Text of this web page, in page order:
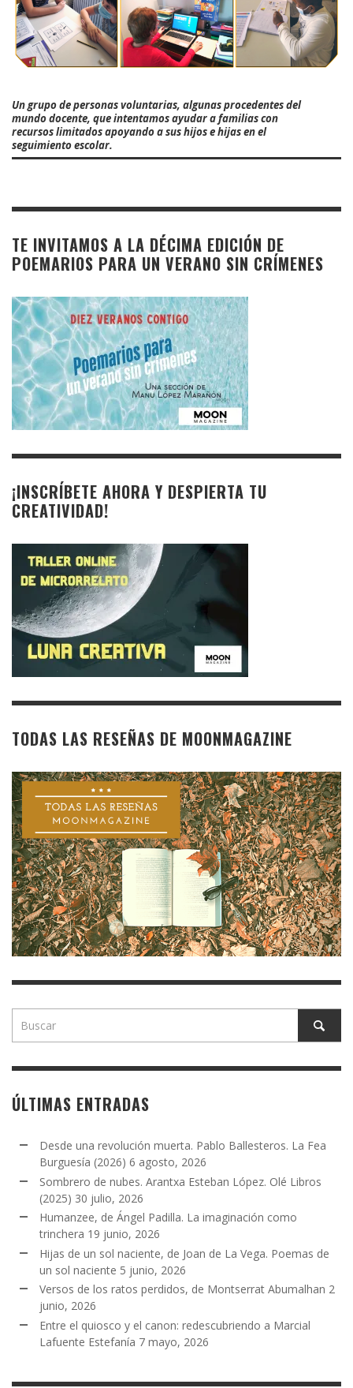
Un grupo de personas voluntarias, algunas procedentes del
mundo docente, que intentamos ayudar a familias con
recursos limitados apoyando a sus hijos e hijas en el
seguimiento escolar.
TE INVITAMOS A LA DÉCIMA EDICIÓN DE
POEMARIOS PARA UN VERANO SIN CRÍMENES
¡INSCRÍBETE AHORA Y DESPIERTA TU
CREATIVIDAD!
TODAS LAS RESEÑAS DE MOONMAGAZINE
ÚLTIMAS ENTRADAS
Desde una revolución muerta. Pablo Ballesteros. La Fea
Burguesía (2026) 6 agosto, 2026
Sombrero de nubes. Arantxa Esteban López. Olé Libros
(2025) 30 julio, 2026
Humanzee, de Ángel Padilla. La imaginación como
trinchera 19 junio, 2026
Hijas de un sol naciente, de Joan de La Vega. Poemas de
un sol naciente 5 junio, 2026
Versos de los ratos perdidos, de Montserrat Abumalhan 2
junio, 2026
Entre el quiosco y el canon: redescubriendo a Marcial
Lafuente Estefanía 7 mayo, 2026